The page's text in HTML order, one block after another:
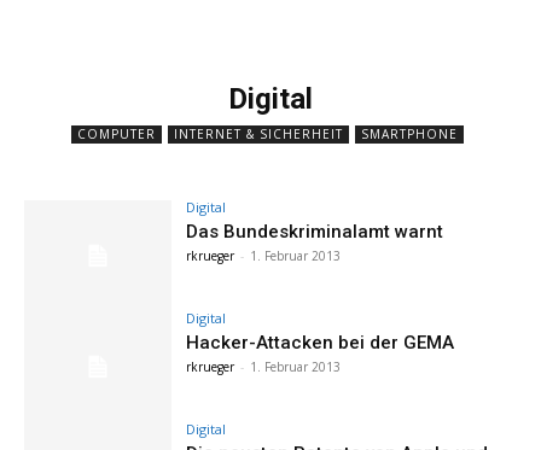
Digital
COMPUTER INTERNET & SICHERHEIT SMARTPHONE
Digital
Das Bundeskriminalamt warnt
rkrueger - 1. Februar 2013
Digital
Hacker-Attacken bei der GEMA
rkrueger - 1. Februar 2013
Digital